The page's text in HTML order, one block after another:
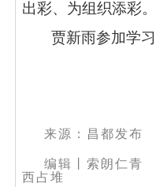
出彩、为组织添彩。
贾新雨参加学习
来源：昌都发布
编辑丨索朗仁青
西占堆